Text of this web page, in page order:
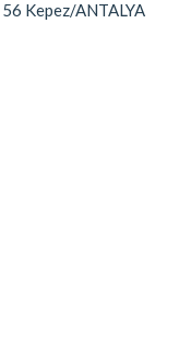
Kepez/ANTALYA